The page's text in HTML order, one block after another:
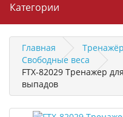
Категории
Главная
Свободные веса
FTX-82029 Тренажер
выпадов